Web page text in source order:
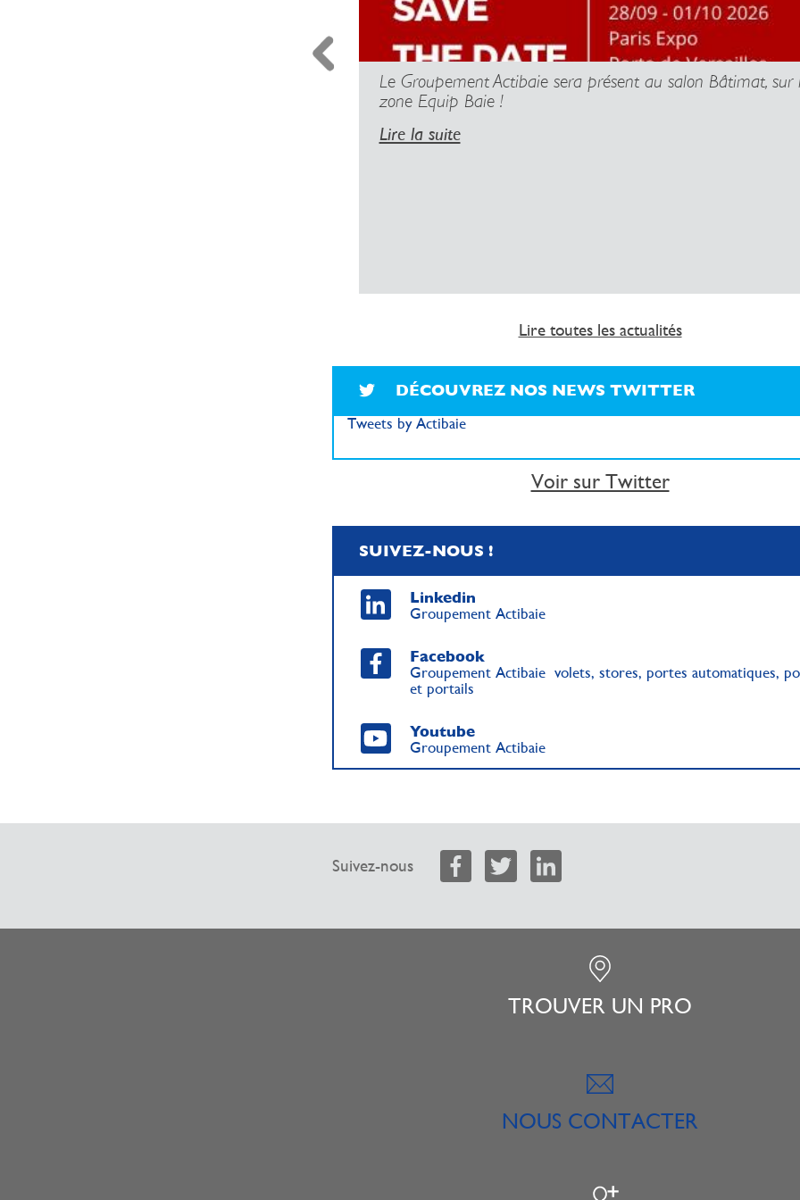
Le Groupement Actibaie sera présent au salon Bâtimat, sur
zone Equip Baie !
Lire la suite
Lire toutes les actualités
DÉCOUVREZ NOS NEWS TWITTER
Tweets by Actibaie
Voir sur Twitter
SUIVEZ-NOUS !
Linkedin
Groupement Actibaie
Facebook
Groupement Actibaie volets, stores, portes automatiques,
et portails
Youtube
Groupement Actibaie
Suivez-nous
TROUVER UN PRO
NOUS CONTACTER